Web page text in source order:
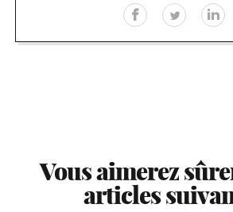
Vous aimerez
articles